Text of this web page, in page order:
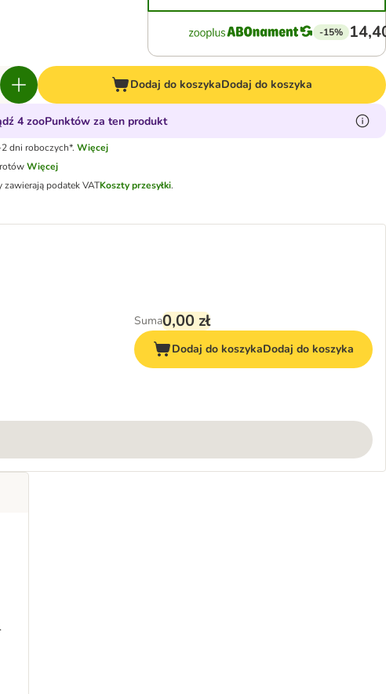
-15%
Dodaj do koszykaDodaj do koszyka
4 zooPunktów za ten produkt
dni roboczych*. Więcej
Więcej
zawierają podatek VATKoszty przesyłki.
Suma0,00 zł
Dodaj do koszykaDodaj do koszyka